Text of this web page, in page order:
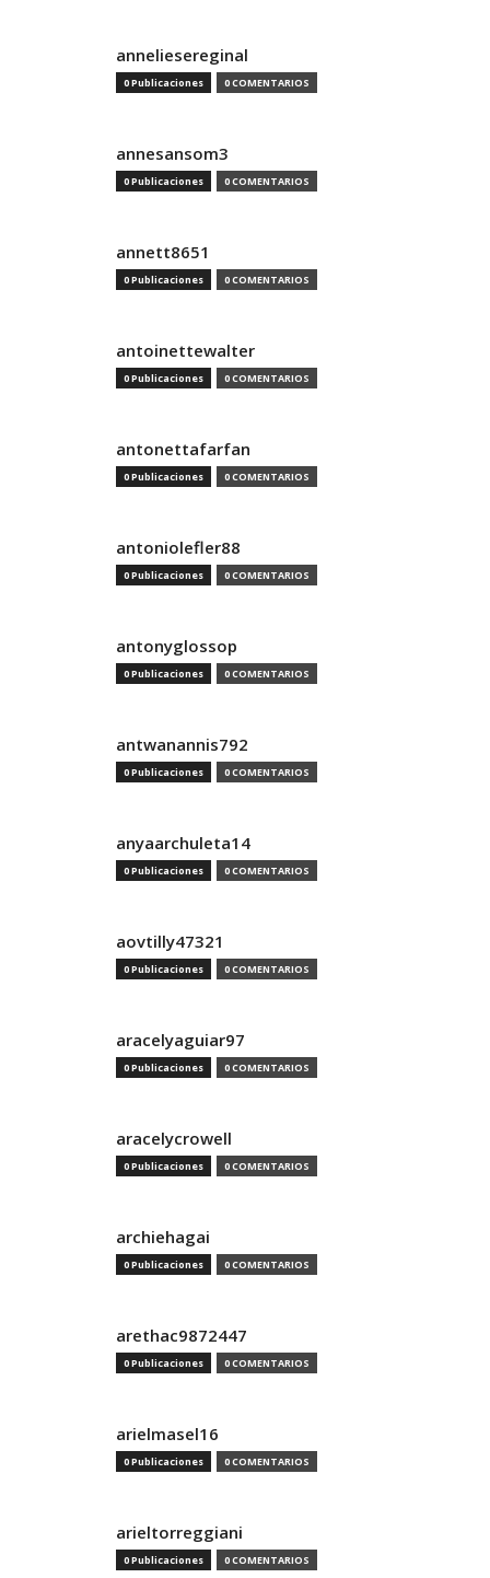
anneliesereginal
0 Publicaciones 0 COMENTARIOS
annesansom3
0 Publicaciones 0 COMENTARIOS
annett8651
0 Publicaciones 0 COMENTARIOS
antoinettewalter
0 Publicaciones 0 COMENTARIOS
antonettafarfan
0 Publicaciones 0 COMENTARIOS
antoniolefler88
0 Publicaciones 0 COMENTARIOS
antonyglossop
0 Publicaciones 0 COMENTARIOS
antwanannis792
0 Publicaciones 0 COMENTARIOS
anyaarchuleta14
0 Publicaciones 0 COMENTARIOS
aovtilly47321
0 Publicaciones 0 COMENTARIOS
aracelyaguiar97
0 Publicaciones 0 COMENTARIOS
aracelycrowell
0 Publicaciones 0 COMENTARIOS
archiehagai
0 Publicaciones 0 COMENTARIOS
arethac9872447
0 Publicaciones 0 COMENTARIOS
arielmasel16
0 Publicaciones 0 COMENTARIOS
arieltorreggiani
0 Publicaciones 0 COMENTARIOS